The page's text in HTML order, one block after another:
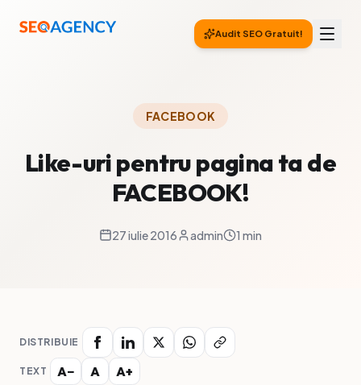
Audit SEO Gratuit!
FACEBOOK
Like-uri pentru pagina ta de
FACEBOOK!
27 iulie 2016 admin 1 min
DISTRIBUIE
TEXT A− A A+